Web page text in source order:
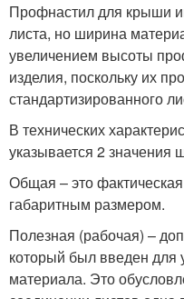
Профнастил для крыши
листа, но ширина
увеличением высоты
изделия, поскольку их
стандартизированного
В технических
указывается 2 значения
Общая – это
габаритным размером.
Полезная (рабочая) –
который был введен для
материала. Это